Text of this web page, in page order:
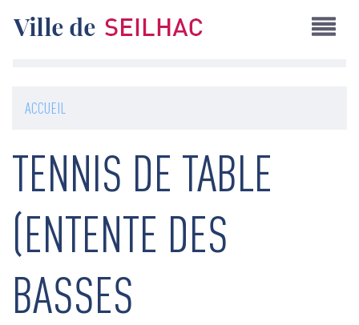
au
ACCUEIL
TENNIS DE TABLE
(ENTENTE DES
BASSES